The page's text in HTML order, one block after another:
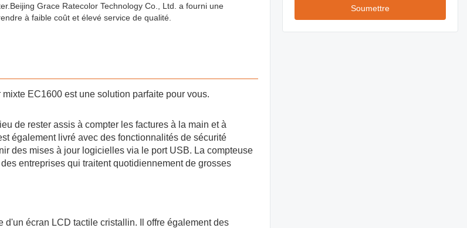
Grace Ratecolor Technology Co., Ltd. a fourni une
à faible coût et élevé service de qualité.
EC1600 est une solution parfaite pour vous.
de rester assis à compter les factures à la main et à
également livré avec des fonctionnalités de sécurité
des mises à jour logicielles via le port USB. La compteuse
entreprises qui traitent quotidiennement de grosses
écran LCD tactile cristallin. Il offre également des
Soumettre